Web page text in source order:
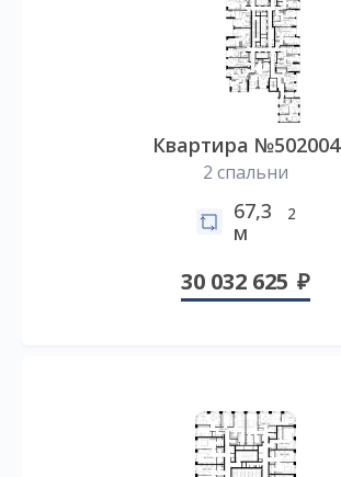
Квартира №502004
2 спальни
67,3
м
2
30 032 625